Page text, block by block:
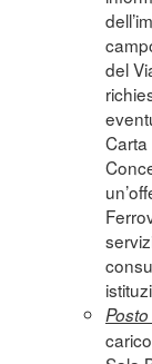
del
Carta